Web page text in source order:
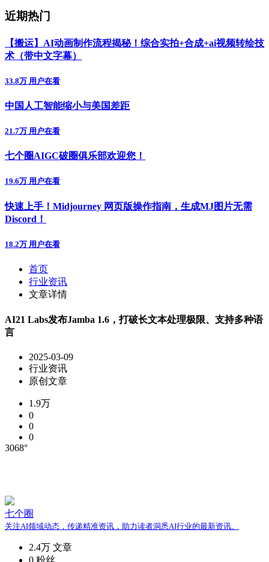
近期热门
【搬运】AI动画制作流程揭秘！综合实拍+合成+ai视频转绘技
术（带中文字幕）
33.8万 用户在看
中国人工智能缩小与美国差距
21.7万 用户在看
七个圈AIGC破圈俱乐部欢迎您！
19.6万 用户在看
快速上手！Midjourney 网页版操作指南，生成MJ图片无需
Discord！
18.2万 用户在看
首页
行业资讯
文章详情
AI21 Labs发布Jamba 1.6，打破长文本处理极限、支持多种语
言
2025-03-09
行业资讯
原创文章
1.9万
0
0
0
3068°
七个圈
关注AI领域动态，传递精准资讯，助力读者洞悉AI行业的最新资讯。
2.4万 文章